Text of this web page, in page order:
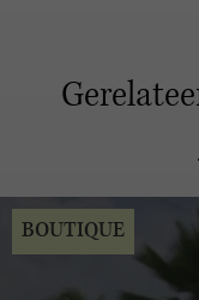
BOUTIQUE